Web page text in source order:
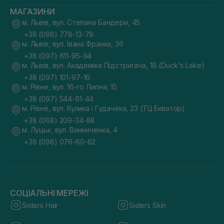
Якщо чутлива — вибирайте гіпоалергенну формулу без
ароматизаторів. Вони не порушують pH-баланс
епідермісу та знижують ризик подразнень.
Якщо шкіра потребує відновлення, додайте у щоденний
бʼюті-ритуал засоби з активними компонентами, які
покращують еластичність і пружність та допомагають
боротися з віковими змінами. Зазвичай до них належать
ретиноїди, пептиди, антиоксиданти тощо.
«Доглядова косметика для тіла — це не
лише про зволоження, а й про
комплексний підхід до здоров’я шкіри.
Регулярне використання якісних засобів
Як правильно використовувати косметику
МАГАЗИНИ
м. Львів, вул. Степана Бандери, 45
+38 (098) 778-13-79
м. Львів, вул. Івана Франка, 36
+38 (097) 611-95-94
м. Львів, вул. Академіка Підстригача, 1В (Duck's Lake)
+38 (097) 101-97-16
м. Рівне, вул. 16-го Липня, 15
+38 (097) 544-61-44
м. Рівне, вул. Кулика і Гудачека, 23 (ТЦ Екватор)
+38 (068) 209-34-88
м. Луцьк, вул. Винниченка, 4
+38 (098) 076-60-62
СОЦІАЛЬНІ МЕРЕЖІ
Sisters Hair Sisters Skin